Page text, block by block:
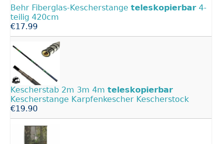
Behr Fiberglas-Kescherstange teleskopierbar 4-
teilig 420cm
€17.99
Kescherstab 2m 3m 4m teleskopierbar
Kescherstange Karpfenkescher Kescherstock
€19.90